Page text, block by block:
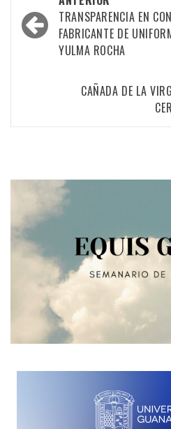
por
las
TRANSPARENCIA EN
FABRICANTE DE
YULMA ROCHA
CAÑADA DE LA